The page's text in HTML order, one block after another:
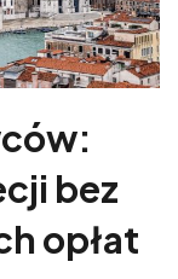
bez
opłat